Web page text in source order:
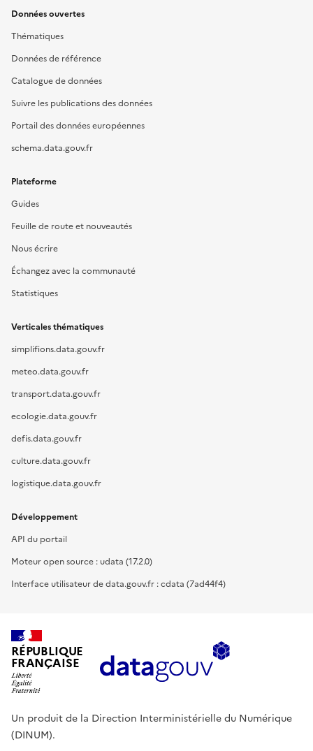
Données ouvertes
Thématiques
Données de référence
Catalogue de données
Suivre les publications des données
Portail des données européennes
schema.data.gouv.fr
Plateforme
Guides
Feuille de route et nouveautés
Nous écrire
Échangez avec la communauté
Statistiques
Verticales thématiques
simplifions.data.gouv.fr
meteo.data.gouv.fr
transport.data.gouv.fr
ecologie.data.gouv.fr
defis.data.gouv.fr
culture.data.gouv.fr
logistique.data.gouv.fr
Développement
API du portail
Moteur open source : udata (17.2.0)
Interface utilisateur de data.gouv.fr : cdata (7ad44f4)
RÉPUBLIQUE
FRANÇAISE
Un produit de la Direction Interministérielle du Numérique
(DINUM).